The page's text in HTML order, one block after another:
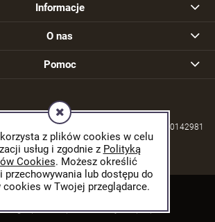
z plików cookies w celu
usług i zgodnie z Polityką
Cookies. Możesz określić
przechowywania lub dostępu do
cookies w Twojej przeglądarce.
Informacje
O nas
Pomoc
570 Drelów | NIP: 5380004253 | REGON: 030142981
prawa zastrzeżone.
Sklep internetowy Shoper.pl